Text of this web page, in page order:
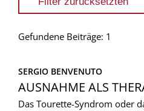
Gefundene Beiträge: 1
SERGIO BENVENUTO
AUSNAHME ALS
Das Tourette-Syndrom oder